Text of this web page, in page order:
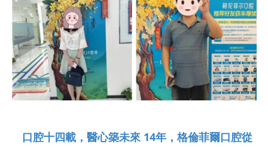
口腔十四載，醫心築未來 14年，格倫菲爾口腔從